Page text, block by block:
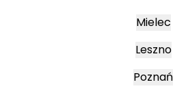
Mielec
Leszno
Poznań